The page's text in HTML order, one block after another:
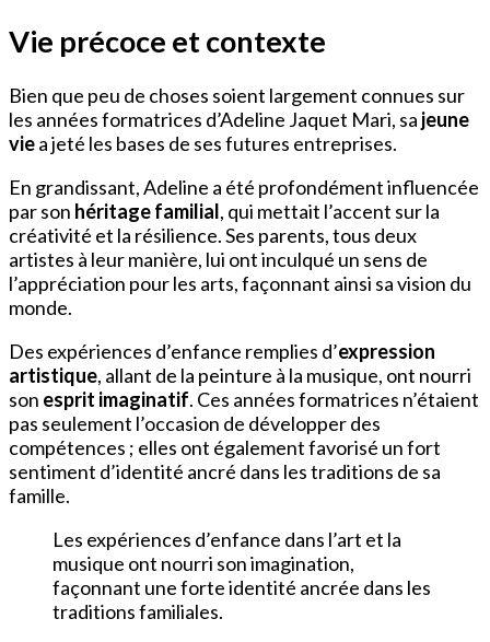
Vie précoce et contexte
Bien que peu de choses soient largement connues sur
les années formatrices d’Adeline Jaquet Mari, sa jeune
viea jeté les bases de ses futures entreprises.
En grandissant, Adeline a été profondément influencée
par son héritage familial, qui mettait l’accent sur la
créativité et la résilience. Ses parents, tous deux
artistes à leur manière, lui ont inculqué un sens de
l’appréciation pour les arts, façonnant ainsi sa vision du
monde.
Des expériences d’enfance remplies d’expression
artistique, allant de la peinture à la musique, ont nourri
son esprit imaginatif. Ces années formatrices n’étaient
pas seulement l’occasion de développer des
compétences ; elles ont également favorisé un fort
sentiment d’identité ancré dans les traditions de sa
famille.
Les expériences d’enfance dans l’art et la
musique ont nourri son imagination,
façonnant une forte identité ancrée dans les
traditions familiales.